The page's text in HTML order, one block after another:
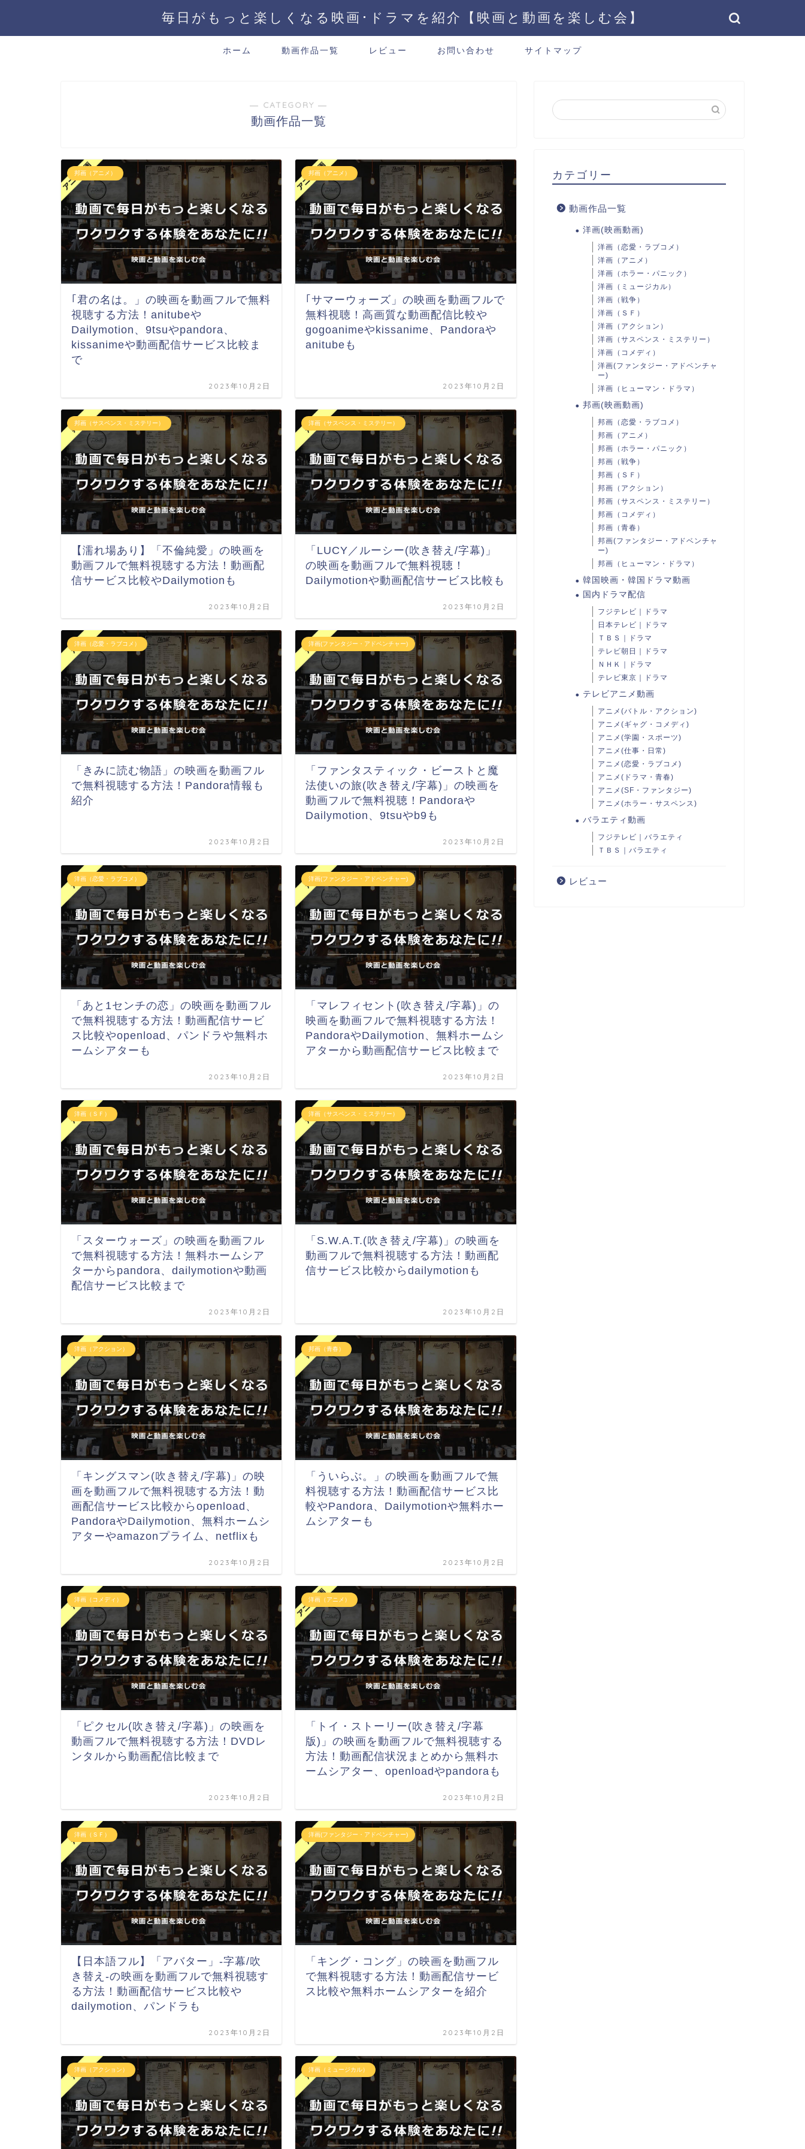
毎日がもっと楽しくなる映画･ドラマを紹介【映画と動画を楽しむ会】
ホーム 動画作品一覧 レビュー お問い合わせ サイトマップ
― CATEGORY ―
動画作品一覧
邦画（アニメ）
｢君の名は。」の映画を動画フルで無料
視聴する方法！anitubeや
Dailymotion、9tsuやpandora、
kissanimeや動画配信サービス比較ま
で
2023年10月2日
邦画（アニメ）
｢サマーウォーズ」の映画を動画フルで
無料視聴！高画質な動画配信比較や
gogoanimeやkissanime、Pandoraや
anitubeも
2023年10月2日
邦画（サスペンス・ミステリー）
【濡れ場あり】「不倫純愛」の映画を
動画フルで無料視聴する方法！動画配
信サービス比較やDailymotionも
2023年10月2日
洋画（サスペンス・ミステリー）
「LUCY／ルーシー(吹き替え/字幕)」
の映画を動画フルで無料視聴！
Dailymotionや動画配信サービス比較も
2023年10月2日
洋画（恋愛・ラブコメ）
「きみに読む物語」の映画を動画フル
で無料視聴する方法！Pandora情報も
紹介
2023年10月2日
洋画(ファンタジー・アドベンチャー)
「ファンタスティック・ビーストと魔
法使いの旅(吹き替え/字幕)」の映画を
動画フルで無料視聴！Pandoraや
Dailymotion、9tsuやb9も
2023年10月2日
洋画（恋愛・ラブコメ）
「あと1センチの恋」の映画を動画フル
で無料視聴する方法！動画配信サービ
ス比較やopenload、パンドラや無料ホ
ームシアターも
2023年10月2日
洋画(ファンタジー・アドベンチャー)
「マレフィセント(吹き替え/字幕)」の
映画を動画フルで無料視聴する方法！
PandoraやDailymotion、無料ホームシ
アターから動画配信サービス比較まで
2023年10月2日
洋画（ＳＦ）
「スターウォーズ」の映画を動画フル
で無料視聴する方法！無料ホームシア
ターからpandora、dailymotionや動画
配信サービス比較まで
2023年10月2日
洋画（サスペンス・ミステリー）
「S.W.A.T.(吹き替え/字幕)」の映画を
動画フルで無料視聴する方法！動画配
信サービス比較からdailymotionも
2023年10月2日
洋画（アクション）
「キングスマン(吹き替え/字幕)」の映
画を動画フルで無料視聴する方法！動
画配信サービス比較からopenload、
PandoraやDailymotion、無料ホームシ
アターやamazonプライム、netflixも
2023年10月2日
邦画（青春）
「ういらぶ。」の映画を動画フルで無
料視聴する方法！動画配信サービス比
較やPandora、Dailymotionや無料ホー
ムシアターも
2023年10月2日
洋画（コメディ）
「ピクセル(吹き替え/字幕)」の映画を
動画フルで無料視聴する方法！DVDレ
ンタルから動画配信比較まで
2023年10月2日
洋画（アニメ）
「トイ・ストーリー(吹き替え/字幕
版)」の映画を動画フルで無料視聴する
方法！動画配信状況まとめから無料ホ
ームシアター、openloadやpandoraも
2023年10月2日
洋画（ＳＦ）
【日本語フル】「アバター」-字幕/吹
き替え-の映画を動画フルで無料視聴す
る方法！動画配信サービス比較や
dailymotion、パンドラも
2023年10月2日
洋画(ファンタジー・アドベンチャー)
「キング・コング」の映画を動画フル
で無料視聴する方法！動画配信サービ
ス比較や無料ホームシアターを紹介
2023年10月2日
洋画（アクション） 洋画（ミュージカル）
カテゴリー
動画作品一覧
洋画(映画動画)
洋画（恋愛・ラブコメ）
洋画（アニメ）
洋画（ホラー・パニック）
洋画（ミュージカル）
洋画（戦争）
洋画（ＳＦ）
洋画（アクション）
洋画（サスペンス・ミステリー）
洋画（コメディ）
洋画(ファンタジー・アドベンチャ
ー)
洋画（ヒューマン・ドラマ）
邦画(映画動画)
邦画（恋愛・ラブコメ）
邦画（アニメ）
邦画（ホラー・パニック）
邦画（戦争）
邦画（ＳＦ）
邦画（アクション）
邦画（サスペンス・ミステリー）
邦画（コメディ）
邦画（青春）
邦画(ファンタジー・アドベンチャ
ー)
邦画（ヒューマン・ドラマ）
韓国映画・韓国ドラマ動画
国内ドラマ配信
フジテレビ｜ドラマ
日本テレビ｜ドラマ
ＴＢＳ｜ドラマ
テレビ朝日｜ドラマ
ＮＨＫ｜ドラマ
テレビ東京｜ドラマ
テレビアニメ動画
アニメ(バトル・アクション)
アニメ(ギャグ・コメディ)
アニメ(学園・スポーツ)
アニメ(仕事・日常)
アニメ(恋愛・ラブコメ)
アニメ(ドラマ・青春)
アニメ(SF・ファンタジー)
アニメ(ホラー・サスペンス)
バラエティ動画
フジテレビ｜バラエティ
ＴＢＳ｜バラエティ
レビュー